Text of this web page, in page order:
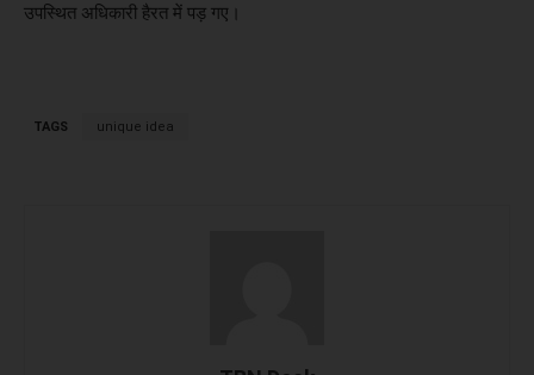
उपस्थित अधिकारी हैरत में पड़ गए।
TAGS unique idea